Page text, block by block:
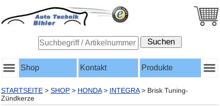
Shop Kontakt Produkte
STARTSEITE > SHOP > HONDA > INTEGRA > Brisk Tuning-
Zündkerze